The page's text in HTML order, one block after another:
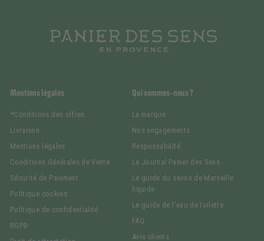
Mentions légales
*Conditions des offres
Livraison
Mentions légales
Conditions Générales de Vente
Sécurité de Paiement
Politique cookies
Politique de confidentialité
RGPD
Qui sommes-nous ?
La marque
Nos engagements
Responsabilité
Le Journal Panier des Sens
Le guide du savon de Marseille
liquide
Le guide de l'eau de toilette
FAQ
Avis clients